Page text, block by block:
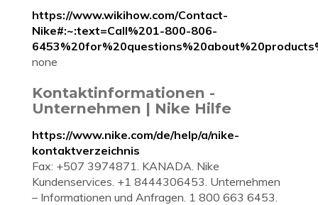
https://www.wikihow.com/Contact-
Nike#:~:text=Call%201-800-806-
none
Kontaktinformationen -
Unternehmen | Nike Hilfe
https://www.nike.com/de/help/a/nike-
kontaktverzeichnis
Fax: +507 3974871. KANADA. Nike
Kundenservices. +1 8444306453. Unternehmen
– Informationen und Anfragen. 1 800 663 6453.